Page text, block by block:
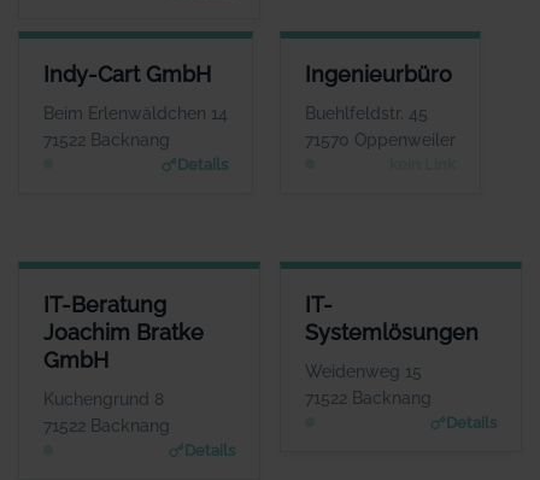
Indy-Cart GmbH
Beim Erlenwäldchen 14
71522 Backnang
Details
INDY-CART GMBH
ANSPRECHPARTNER
Herr Michele
Ciuffreda
WEBSITE
www.indy-cart.de
Ingenieurbüro
Buehlfeldstr. 45
71570 Oppenweiler
INGENIEURBÜRO
ANSPRECHPARTNER
Herr Gerhard Kipf
WEBSITE
Keine Website hinterlegt
IT-Beratung
Joachim Bratke
GmbH
Kuchengrund 8
71522 Backnang
Details
IT-BERATUNG JOACHIM BRATKE GMBH
ANSPRECHPARTNER
Herr Joachim Bratke
WEBSITE
www.kabelinternetberatung.de
IT-
Systemlösungen
Weidenweg 15
71522 Backnang
Details
ANSPRECHPARTNER
Herr Jürgen
Lehmann
www.itsystemloesunge
n.de